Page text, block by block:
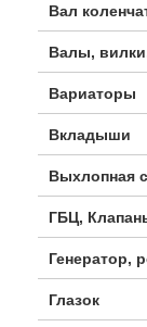
Вал
Валы,
Вариаторы
Вкладыши
Выхлопная
ГБЦ,
Генератор,
Глазок